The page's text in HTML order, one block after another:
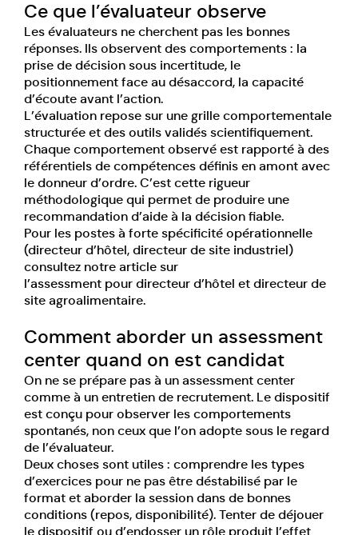
Ce que l’évaluateur observe
Les évaluateurs ne cherchent pas les bonnes
réponses. Ils observent des comportements : la
prise de décision sous incertitude, le
positionnement face au désaccord, la capacité
d’écoute avant l’action.
L’évaluation repose sur une grille comportementale
structurée et des outils validés scientifiquement.
Chaque comportement observé est rapporté à des
référentiels de compétences définis en amont avec
le donneur d’ordre. C’est cette rigueur
méthodologique qui permet de produire une
recommandation d’aide à la décision fiable.
Pour les postes à forte spécificité opérationnelle
(directeur d’hôtel, directeur de site industriel)
consultez notre article sur
l’assessment pour directeur d’hôtel et directeur de
site agroalimentaire.
Comment aborder un assessment
center quand on est candidat
On ne se prépare pas à un assessment center
comme à un entretien de recrutement. Le dispositif
est conçu pour observer les comportements
spontanés, non ceux que l’on adopte sous le regard
de l’évaluateur.
Deux choses sont utiles : comprendre les types
d’exercices pour ne pas être déstabilisé par le
format et aborder la session dans de bonnes
conditions (repos, disponibilité). Tenter de déjouer